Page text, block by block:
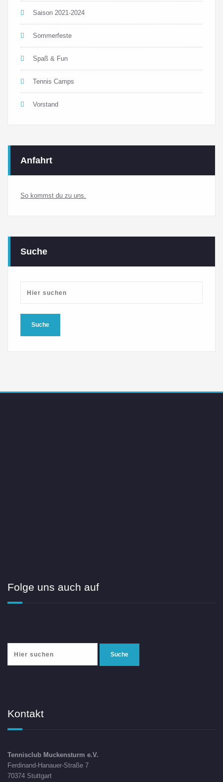
Saison 2021-2024
Sommerfeste
Spaß & Fun
Tennis Camps
Vorstand
Anfahrt
So kommst du zu uns.
Suche
Folge uns auch auf
Kontakt
Tennisclub Muckensturm e.V.
Ferdinand-Hanauer-Straße 7
70374 Stuttgart